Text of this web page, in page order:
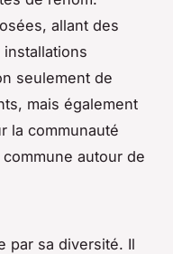
allant des
seulement de
mais également
la communauté
autour de
par sa diversité. Il